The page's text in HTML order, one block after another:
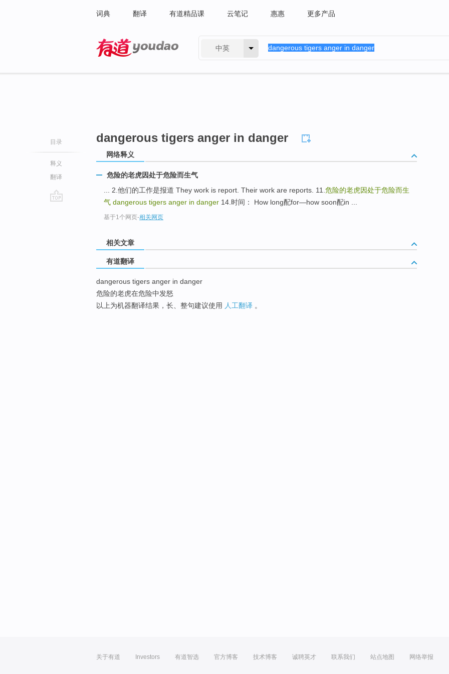
词典 翻译 有道精品课 云笔记 惠惠 更多产品
中英
目录
释义
翻译
dangerous tigers anger in danger
网络释义
危险的老虎因处于危险而生气
... 2.他们的工作是报道 They work is report. Their work are reports. 11. 危险的老虎因处于危险而生
气 dangerous tigers anger in danger 14.时间： How long配for—how soon配in ...
基于1个网页-相关网页
相关文章
有道翻译
dangerous tigers anger in danger
危险的老虎在危险中发怒
以上为机器翻译结果，长、整句建议使用 人工翻译 。
关于有道 Investors 有道智选 官方博客 技术博客 诚聘英才 联系我们 站点地图 网络举报